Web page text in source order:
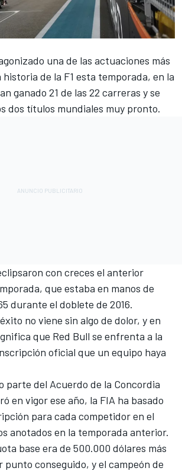
una de las actuaciones más
de la F1 esta temporada, en la
ganado 21 de las 22 carreras y se
dos títulos mundiales muy pronto.
con creces el anterior
que estaba en manos de
durante el doblete de 2016.
no viene sin algo de dolor, y en
que Red Bull se enfrenta a la
oficial que un equipo haya
parte del Acuerdo de la Concordia
en vigor ese año, la FIA ha basado
para cada competidor en el
anotados en la temporada anterior.
base era de 500.000 dólares más
punto conseguido, y el campeón de